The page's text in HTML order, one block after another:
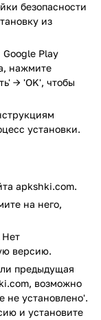
ваши
и бонусный
в этом случае,
Получить
последним
безопасности
из
Play
нажмите
→ 'OK', чтобы
установки.
apkshki.com.
на него,
Нет
версию.
предыдущая
возможно
не установлено'.
и установите